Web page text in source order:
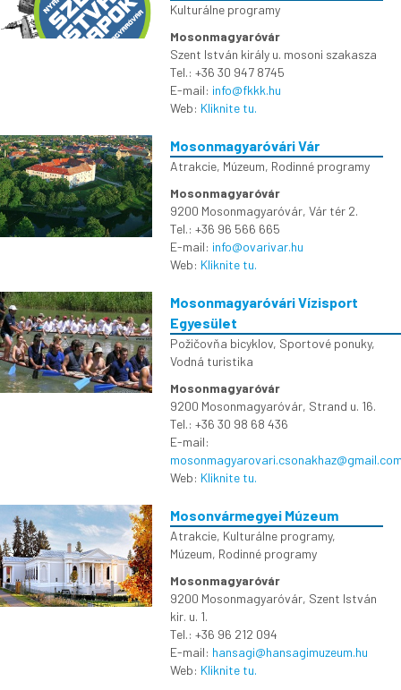
Kulturálne programy
Mosonmagyaróvár
Szent István király u. mosoni szakasza
Tel.: +36 30 947 8745
E-mail: info@fkkk.hu
Web: Kliknite tu.
Mosonmagyaróvári Vár
Atrakcie, Múzeum, Rodinné programy
Mosonmagyaróvár
9200 Mosonmagyaróvár, Vár tér 2.
Tel.: +36 96 566 665
E-mail: info@ovarivar.hu
Web: Kliknite tu.
Mosonmagyaróvári Vízisport
Egyesület
Požičovňa bicyklov, Sportové ponuky,
Vodná turistika
Mosonmagyaróvár
9200 Mosonmagyaróvár, Strand u. 16.
Tel.: +36 30 98 68 436
E-mail:
Web: Kliknite tu.
Mosonvármegyei Múzeum
Atrakcie, Kulturálne programy,
Múzeum, Rodinné programy
Mosonmagyaróvár
9200 Mosonmagyaróvár, Szent István
kir. u. 1.
Tel.: +36 96 212 094
E-mail: hansagi@hansagimuzeum.hu
Web: Kliknite tu.